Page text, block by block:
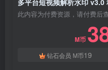
多平台短视频解析水印 v3.0
此内容为付费资源，请付费后
M币
钻石会员 M币19